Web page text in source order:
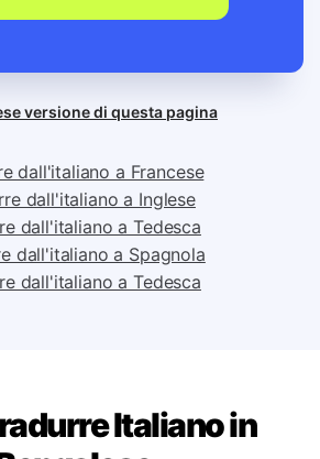
versione di questa pagina
dall'italiano a Francese
dall'italiano a Inglese
dall'italiano a Tedesca